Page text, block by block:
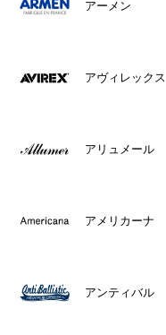
アーメン
アヴィレックス
アリュメール
アメリカーナ
アンティバル